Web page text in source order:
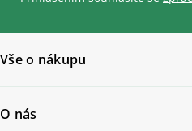
Vše o nákupu
O nás